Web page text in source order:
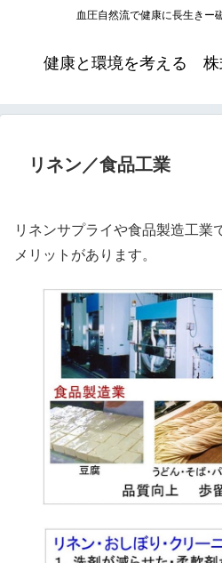
血圧自然流で健康に長生きー
健康と環境を考える
リネン／食品工業
リネンサプライや食品製造工業
メリットがあります。